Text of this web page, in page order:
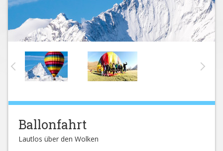
Ballonfahrt
Lautlos über den Wolken